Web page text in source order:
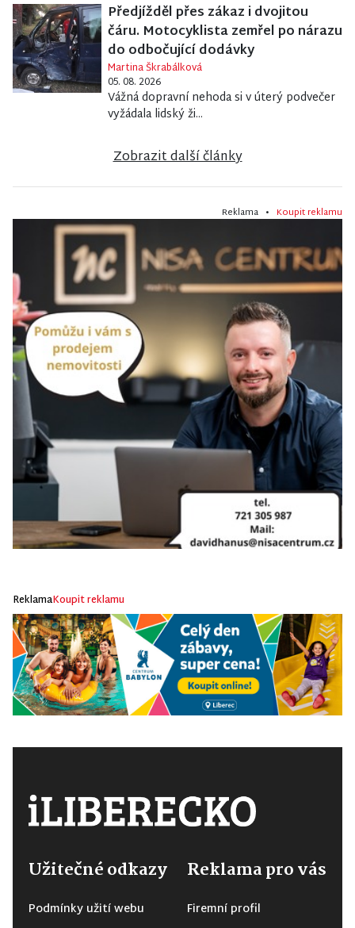
Předjížděl přes zákaz i dvojitou
čáru. Motocyklista zemřel po nárazu
do odbočující dodávky
Martina Škrabálková
05. 08. 2026
Vážná dopravní nehoda si v úterý podvečer
vyžádala lidský ži...
Zobrazit další články
Reklama • Koupit reklamu
ReklamaKoupit reklamu
Užitečné odkazy
Podmínky užití webu
Reklama pro vás
Firemní profil